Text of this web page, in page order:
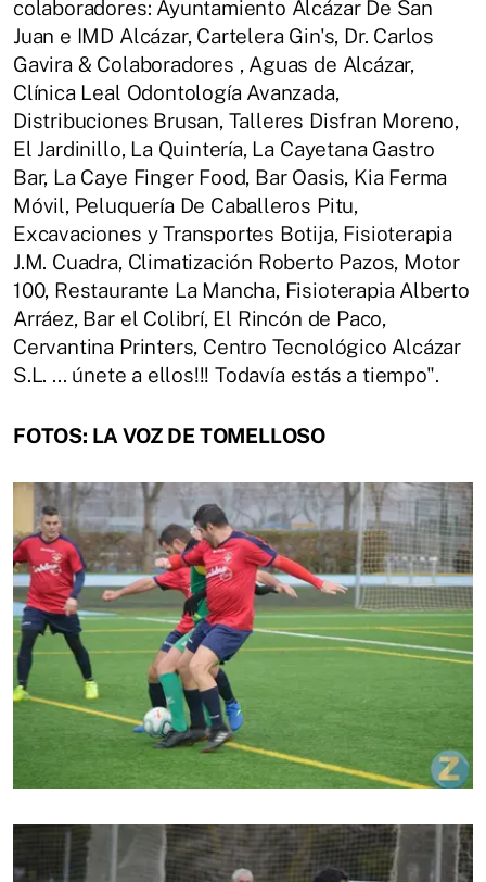
colaboradores: Ayuntamiento Alcázar De San
Juan e IMD Alcázar, Cartelera Gin's, Dr. Carlos
Gavira & Colaboradores , Aguas de Alcázar,
Clínica Leal Odontología Avanzada,
Distribuciones Brusan, Talleres Disfran Moreno,
El Jardinillo, La Quintería, La Cayetana Gastro
Bar, La Caye Finger Food, Bar Oasis, Kia Ferma
Móvil, Peluquería De Caballeros Pitu,
Excavaciones y Transportes Botija, Fisioterapia
J.M. Cuadra, Climatización Roberto Pazos, Motor
100, Restaurante La Mancha, Fisioterapia Alberto
Arráez, Bar el Colibrí, El Rincón de Paco,
Cervantina Printers, Centro Tecnológico Alcázar
S.L. ... únete a ellos!!! Todavía estás a tiempo".
FOTOS: LA VOZ DE TOMELLOSO